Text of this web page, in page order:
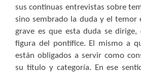
sus continuas entrevistas sobre
sino sembrado la duda y el temor
grave es que esta duda se dirige,
figura del pontífice. El mismo a
están obligados a servir como
su título y categoría. En ese